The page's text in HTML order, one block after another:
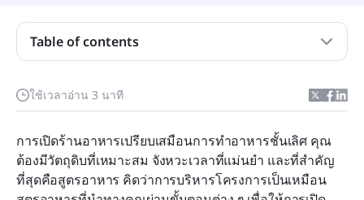
ใช้เวลาอ่าน 3 นาที
การเปิดร้านอาหารเปรียบเสมือนการทำอาหารชั้นเลิศ คุณ
ต้องมีวัตถุดิบที่เหมาะสม จังหวะเวลาที่แม่นยำ และที่สำคัญ
ที่สุดคือสูตรอาหาร คิดว่าการบริหารโครงการเป็นเหมือน
Table of contents
รายการตรวจสอบการเปิดร้านอาหาร: ปฏิบัติตามขั้น
ตอนเหล่านี้
ค้นหาตำแหน่งที่สมบูรณ์แบบได้อย่างรวดเร็ว
ลงนามและจัดระเบียบสัญญาโดยคำนึงถึงวันที่
มอบหมายงาน มอบหมายงาน มอบหมายงาน